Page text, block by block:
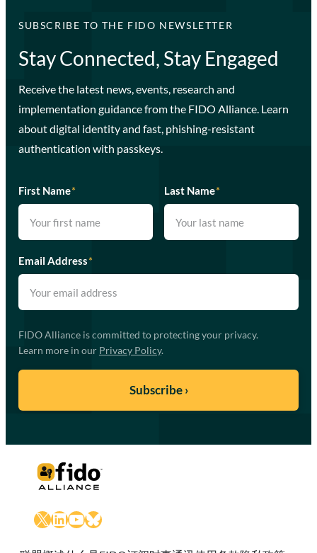
SUBSCRIBE TO THE FIDO NEWSLETTER
Stay Connected, Stay Engaged
Receive the latest news, events, research and
implementation guidance from the FIDO Alliance. Learn
about digital identity and fast, phishing-resistant
authentication with passkeys.
First Name* Last Name*
Email Address*
FIDO Alliance is committed to protecting your privacy.
Learn more in our Privacy Policy.
X LinkedIn
YouTube
Bluesky